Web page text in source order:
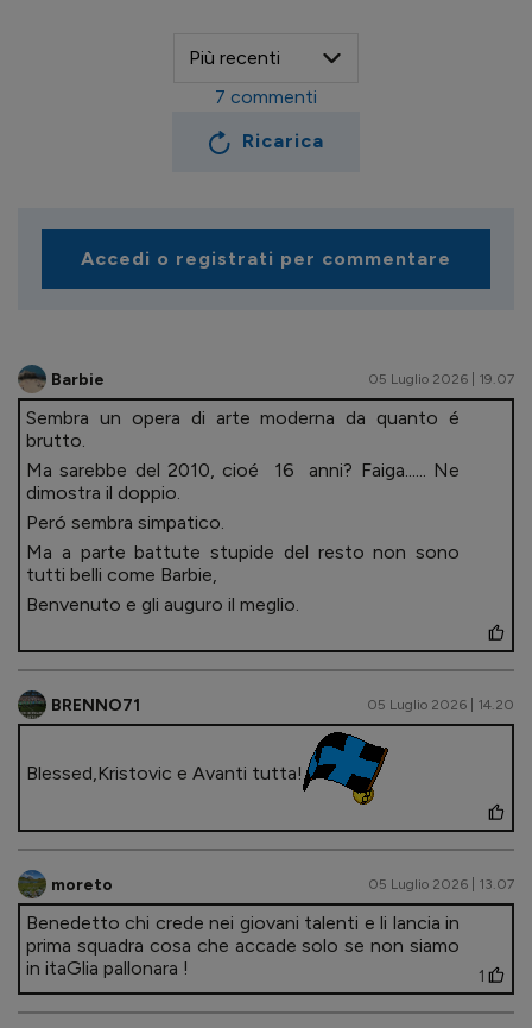
Ricarica
7 commenti
Accedi o registrati per commentare
Barbie 05 Luglio 2026 | 19.07
Sembra un opera di arte moderna da quanto é
brutto.
Ma sarebbe del 2010, cioé 16 anni? Faiga...... Ne
dimostra il doppio.
Peró sembra simpatico.
Ma a parte battute stupide del resto non sono
tutti belli come Barbie,
Benvenuto e gli auguro il meglio.
BRENNO71 05 Luglio 2026 | 14.20
Blessed,Kristovic e Avanti tutta!
moreto 05 Luglio 2026 | 13.07
Benedetto chi crede nei giovani talenti e li lancia in
prima squadra cosa che accade solo se non siamo
in itaGlia pallonara !
1